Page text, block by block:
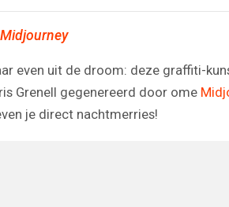
even uit de droom: deze graffiti-
Grenell gegenereerd door ome
je direct nachtmerries!